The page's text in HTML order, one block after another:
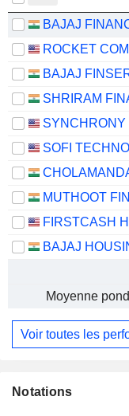
BAJAJ
BAJAJ
SYNCHRONY
Moyenne
Voir toutes les
Notations